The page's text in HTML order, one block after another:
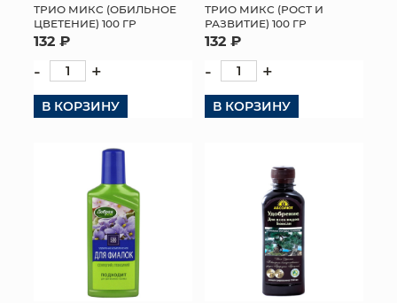
ТРИО МИКС (ОБИЛЬНОЕ
ЦВЕТЕНИЕ) 100 ГР
132 ₽
- +
В КОРЗИНУ
ТРИО МИКС (РОСТ И
РАЗВИТИЕ) 100 ГР
132 ₽
- +
В КОРЗИНУ